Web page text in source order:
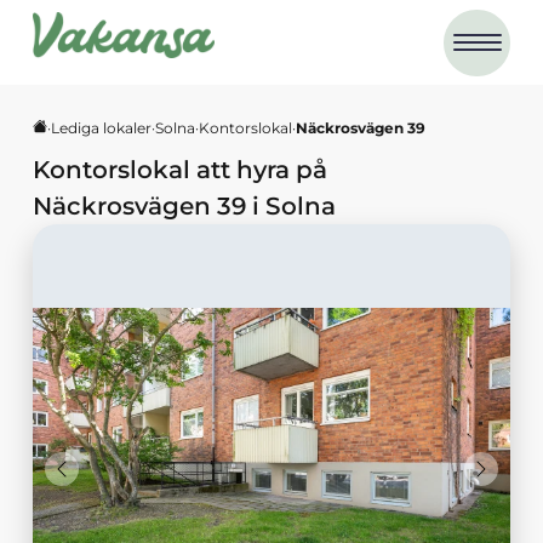
·Lediga lokaler·Solna·Kontorslokal·Näckrosvägen 39
Kontorslokal att hyra på
Näckrosvägen 39 i Solna